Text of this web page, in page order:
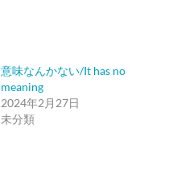
意味なんかない/It has no
meaning
2024年2月27日
未分類